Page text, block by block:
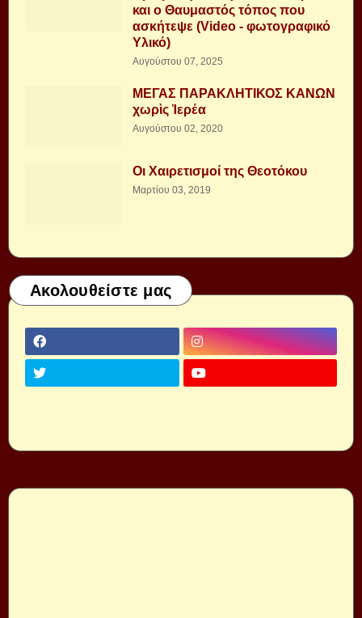
και ο Θαυμαστός τόπος που
ασκήτεψε (Video - φωτογραφικό
Υλικό)
Αυγούστου 07, 2025
ΜΕΓΑΣ ΠΑΡΑΚΛΗΤΙΚΟΣ ΚΑΝΩΝ
χωρὶς Ἱερέα
Αυγούστου 02, 2020
Οι Χαιρετισμοί της Θεοτόκου
Μαρτίου 03, 2019
Ακολουθείστε μας